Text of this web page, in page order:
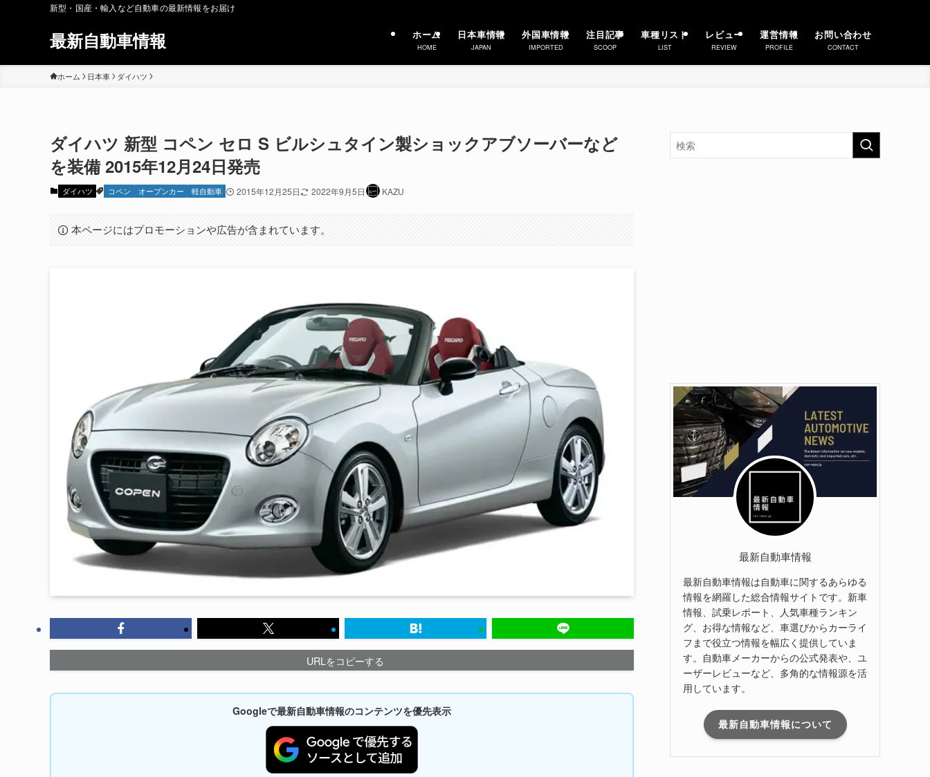
新型・国産・輸入など自動車の最新情報をお届け
最新自動車情報 ホーム
HOME
日本車情報
JAPAN
外国車情報
IMPORTED
注目記事
SCOOP
車種リスト
LIST
レビュー
REVIEW
運営情報
PROFILE
お問い合わせ
CONTACT
ホーム 日本車 ダイハツ
ダイハツ 新型 コペン セロ S ビルシュタイン製ショックアブソーバーなど
を装備 2015年12月24日発売
ダイハツ コペン オープンカー 軽自動車 2015年12月25日 2022年9月5日 KAZU
本ページにはプロモーションや広告が含まれています。
URLをコピーする
Googleで最新自動車情報のコンテンツを優先表示
最新自動車情報
最新自動車情報は自動車に関するあらゆる
情報を網羅した総合情報サイトです。新車
情報、試乗レポート、人気車種ランキン
グ、お得な情報など、車選びからカーライ
フまで役立つ情報を幅広く提供していま
す。自動車メーカーからの公式発表や、ユ
ーザーレビューなど、多角的な情報源を活
用しています。
最新自動車情報について